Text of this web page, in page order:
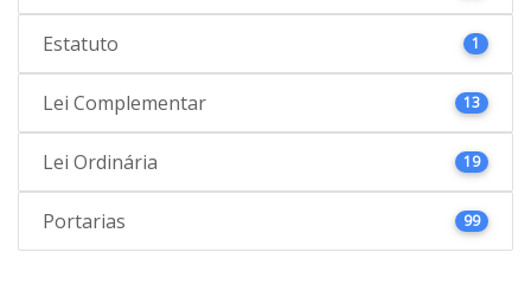
Estatuto 1
Lei Complementar 13
Lei Ordinária 19
Portarias 99